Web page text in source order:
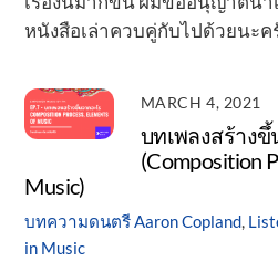
หนังสือเล่าควบคู่กับไปด้วยนะค
MARCH 4, 2021
บทเพลงสร้างขึ้
(Composition
Music)
บทความดนตรีAaron Copland,
in Music